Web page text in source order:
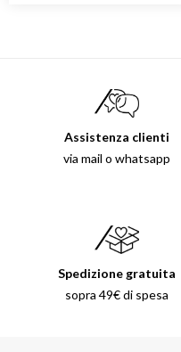
Assistenza clienti
via mail o whatsapp
Spedizione gratuita
sopra 49€ di spesa